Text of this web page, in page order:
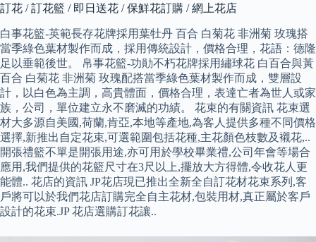
訂花 / 訂花籃 / 即日送花 / 保鮮花訂購 / 網上花店
白事花籃-英範長存花牌採用葉牡丹 百合 白菊花 非洲菊 玫瑰搭
當季綠色葉材製作而成，採用傳統設計，價格合理，花語：德隆
足以垂範後世。 帛事花籃-功勛不朽花牌採用繡球花 白百合與黃
百合 白菊花 非洲菊 玫瑰配搭當季綠色葉材製作而成，雙層設
計，以白色為主調，高貴體面，價格合理，表達亡者為世人或家
族，公司，單位建立永不磨滅的功績。 花束的有關資訊 花束選
材大多源自美國,荷蘭,肯亞,本地等產地,為客人提供多種不同價格
選擇,新推出自定花束,可選範圍包括花種,主花顏色枝數及襯花,..
開張禮籃不單是開張用途,亦可用於學校畢業禮,公司年會等場合
應用,我們提供的花籃尺寸在3尺以上,擺放大方得體,令收花人更
能體.. 花店的資訊 JP花店現已推出全新全自訂花材花束系列,客
戶將可以於我們花店訂購完全自主花材,包裝用材,真正屬於客戶
設計的花束.JP 花店選購訂花讓..